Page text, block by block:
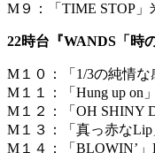
M９：「TIME STOP」
22時台『WANDS「時
M１０：「1/3の純情な
M１１：「Hung up on
M１２：「OH SHINY
M１３：「真っ赤なLip
M１４：「BLOWIN’」